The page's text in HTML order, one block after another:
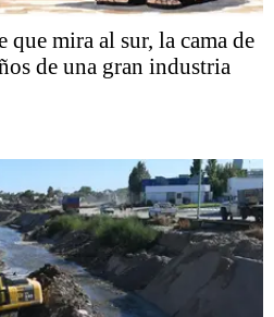
que mira al sur, la cama de
de una gran industria